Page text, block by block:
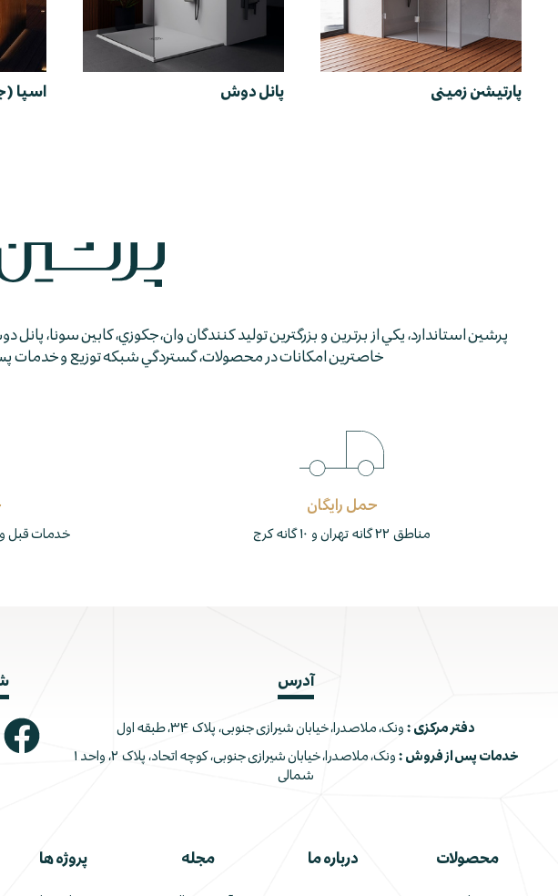
پارتیشن زمینی پانل دوش اسپا (
پرشين استاندارد، يكي از برترين و بزرگترين توليد كنندگان وان، جكوزي، كابين سونا،
خاصترين امكانات در محصولات، گستردگي شبكه توزيع و خدمات پس
حمل رایگان
مناطق ۲۲ گانه تهران و ۱۰ گانه کرج خدمات قبل و
آدرس
دفتر مرکزی : ونک، ملاصدرا، خیابان شیرازی جنوبی، پلاک ۳۴، طبقه اول
خدمات پس از فروش :
ونک، ملاصدرا، خیابان شیرازی جنوبی، کوچه اتحاد، پلاک ۲، واحد ۱
شمالی
محصولات درباره ما مجله پروژه ها